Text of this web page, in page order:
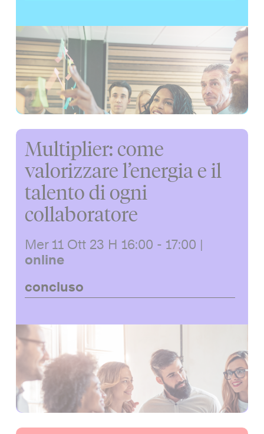
Multiplier: come
valorizzare l’energia e il
talento di ogni
collaboratore
Mer 11 Ott 23 H 16:00 - 17:00 |
online
concluso